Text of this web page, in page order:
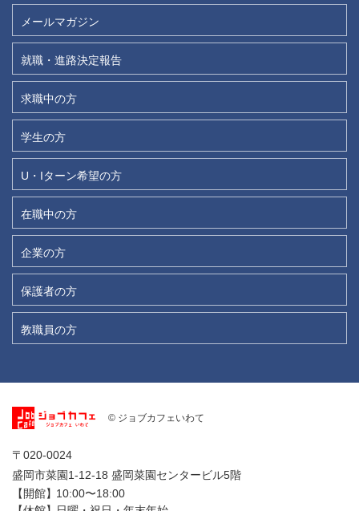
メールマガジン
就職・進路決定報告
求職中の方
学生の方
U・Iターン希望の方
在職中の方
企業の方
保護者の方
教職員の方
© ジョブカフェいわて
〒020-0024
盛岡市菜園1-12-18 盛岡菜園センタービル5階
【開館】 10:00〜18:00